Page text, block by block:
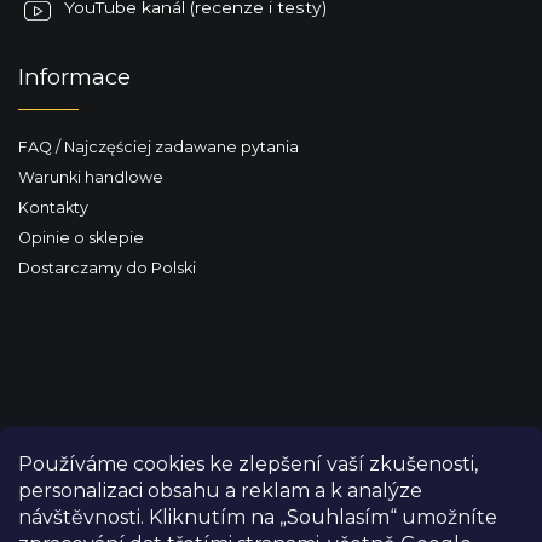
Používáme cookies ke zlepšení vaší zkušenosti,
personalizaci obsahu a reklam a k analýze
návštěvnosti. Kliknutím na „Souhlasím“ umožníte
YouTube kanál (recenze i testy)
Informace
FAQ / Najczęściej zadawane pytania
Warunki handlowe
Kontakty
Opinie o sklepie
Dostarczamy do Polski